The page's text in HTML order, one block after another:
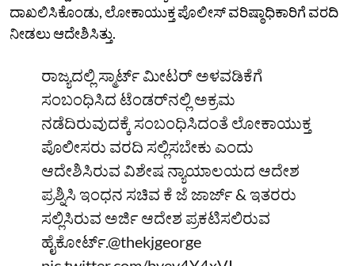
ದಾಖಲಿಸಿಕೊಂಡು, ಲೋಕಾಯುಕ್ತ ಪೊಲೀಸ್‌ ವರಿಷ್ಠಾಧಿಕಾರಿಗೆ ವರದಿ
ನೀಡಲು ಆದೇಶಿಸಿತ್ತು.
ರಾಜ್ಯದಲ್ಲಿ ಸ್ಮಾರ್ಟ್‌ ಮೀಟರ್‌ ಅಳವಡಿಕೆಗೆ
ಸಂಬಂಧಿಸಿದ ಟೆಂಡರ್‌ನಲ್ಲಿ ಅಕ್ರಮ
ನಡೆದಿರುವುದಕ್ಕೆ ಸಂಬಂಧಿಸಿದಂತೆ ಲೋಕಾಯುಕ್ತ
ಪೊಲೀಸರು ವರದಿ ಸಲ್ಲಿಸಬೇಕು ಎಂದು
ಆದೇಶಿಸಿರುವ ವಿಶೇಷ ನ್ಯಾಯಾಲಯದ ಆದೇಶ
ಪ್ರಶ್ನಿಸಿ ಇಂಧನ ಸಚಿವ ಕೆ ಜೆ ಜಾರ್ಜ್‌ & ಇತರರು
ಸಲ್ಲಿಸಿರುವ ಅರ್ಜಿ ಆದೇಶ ಪ್ರಕಟಿಸಲಿರುವ
ಹೈಕೋರ್ಟ್‌.@thekjgeorge